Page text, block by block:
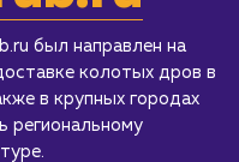
был направлен на
колотых дров в
в крупных городах
региональному